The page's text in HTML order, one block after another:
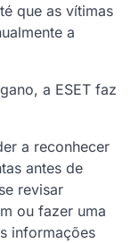
que as vítimas
a
a ESET faz
a reconhecer
antes de
revisar
ou fazer uma
informações